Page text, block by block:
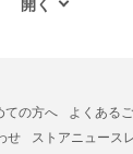
ての方へ
よくある
せ
ストアニュース